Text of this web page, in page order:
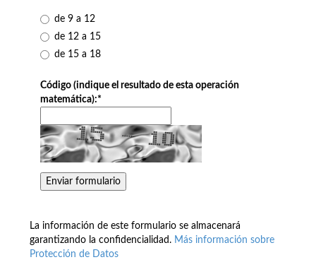
de 9 a 12
de 12 a 15
de 15 a 18
Código (indique el resultado de esta operación
matemática):*
La información de este formulario se almacenará
garantizando la confidencialidad. Más información sobre
Protección de Datos